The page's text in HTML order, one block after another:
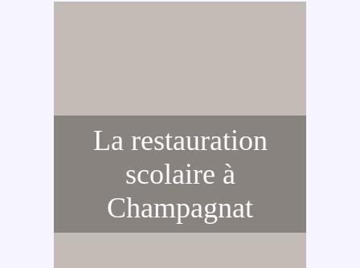
La restauration
scolaire à
Champagnat